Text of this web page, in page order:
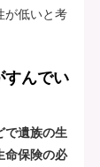
が低いと考
すんでい
で遺族の生
命保険の必